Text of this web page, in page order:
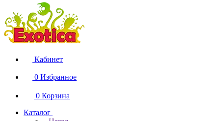
Кабинет
0 Избранное
0 Корзина
Каталог